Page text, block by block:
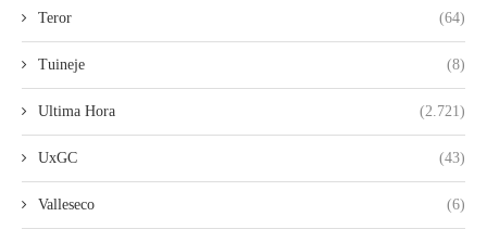
Teror (64)
Tuineje (8)
Ultima Hora (2.721)
UxGC (43)
Valleseco (6)